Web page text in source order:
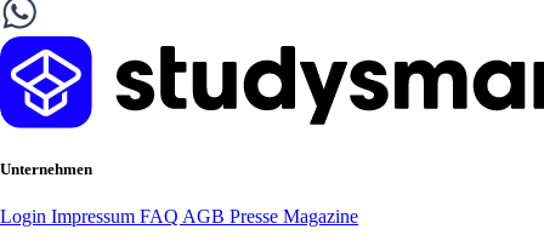
Unternehmen
Login Impressum FAQ AGB Presse Magazine